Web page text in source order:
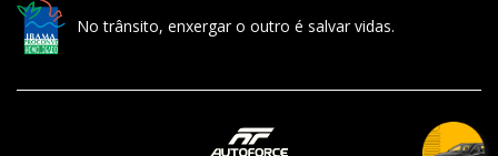
No trânsito, enxergar o outro é salvar vidas.